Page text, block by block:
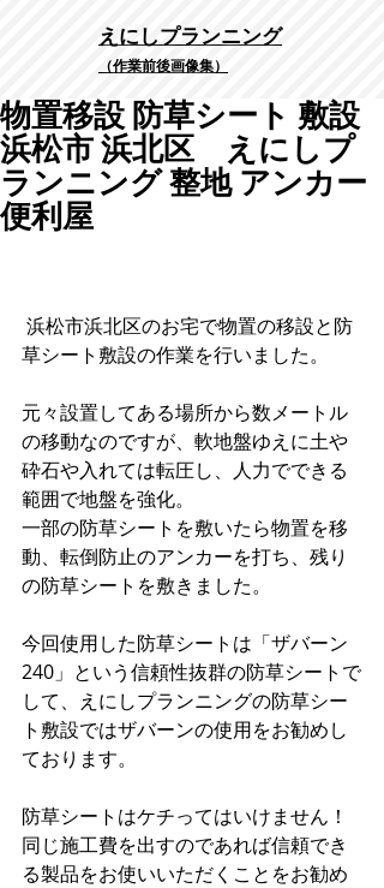
​えにしプランニング
（作業前後画像集）
物置移設 防草シート 敷設
浜松市 浜北区 えにしプ
ランニング 整地 アンカー
便利屋
草シート敷設の作業を行いました。
元々設置してある場所から数メートル
の移動なのですが、軟地盤ゆえに土や
砕石や入れては転圧し、人力でできる
範囲で地盤を強化。
一部の防草シートを敷いたら物置を移
動、転倒防止のアンカーを打ち、残り
の防草シートを敷きました。
今回使用した防草シートは「ザバーン
240」という信頼性抜群の防草シートで
して、えにしプランニングの防草シー
ト敷設ではザバーンの使用をお勧めし
ております。
防草シートはケチってはいけません！
同じ施工費を出すのであれば信頼でき
る製品をお使いいただくことをお勧め